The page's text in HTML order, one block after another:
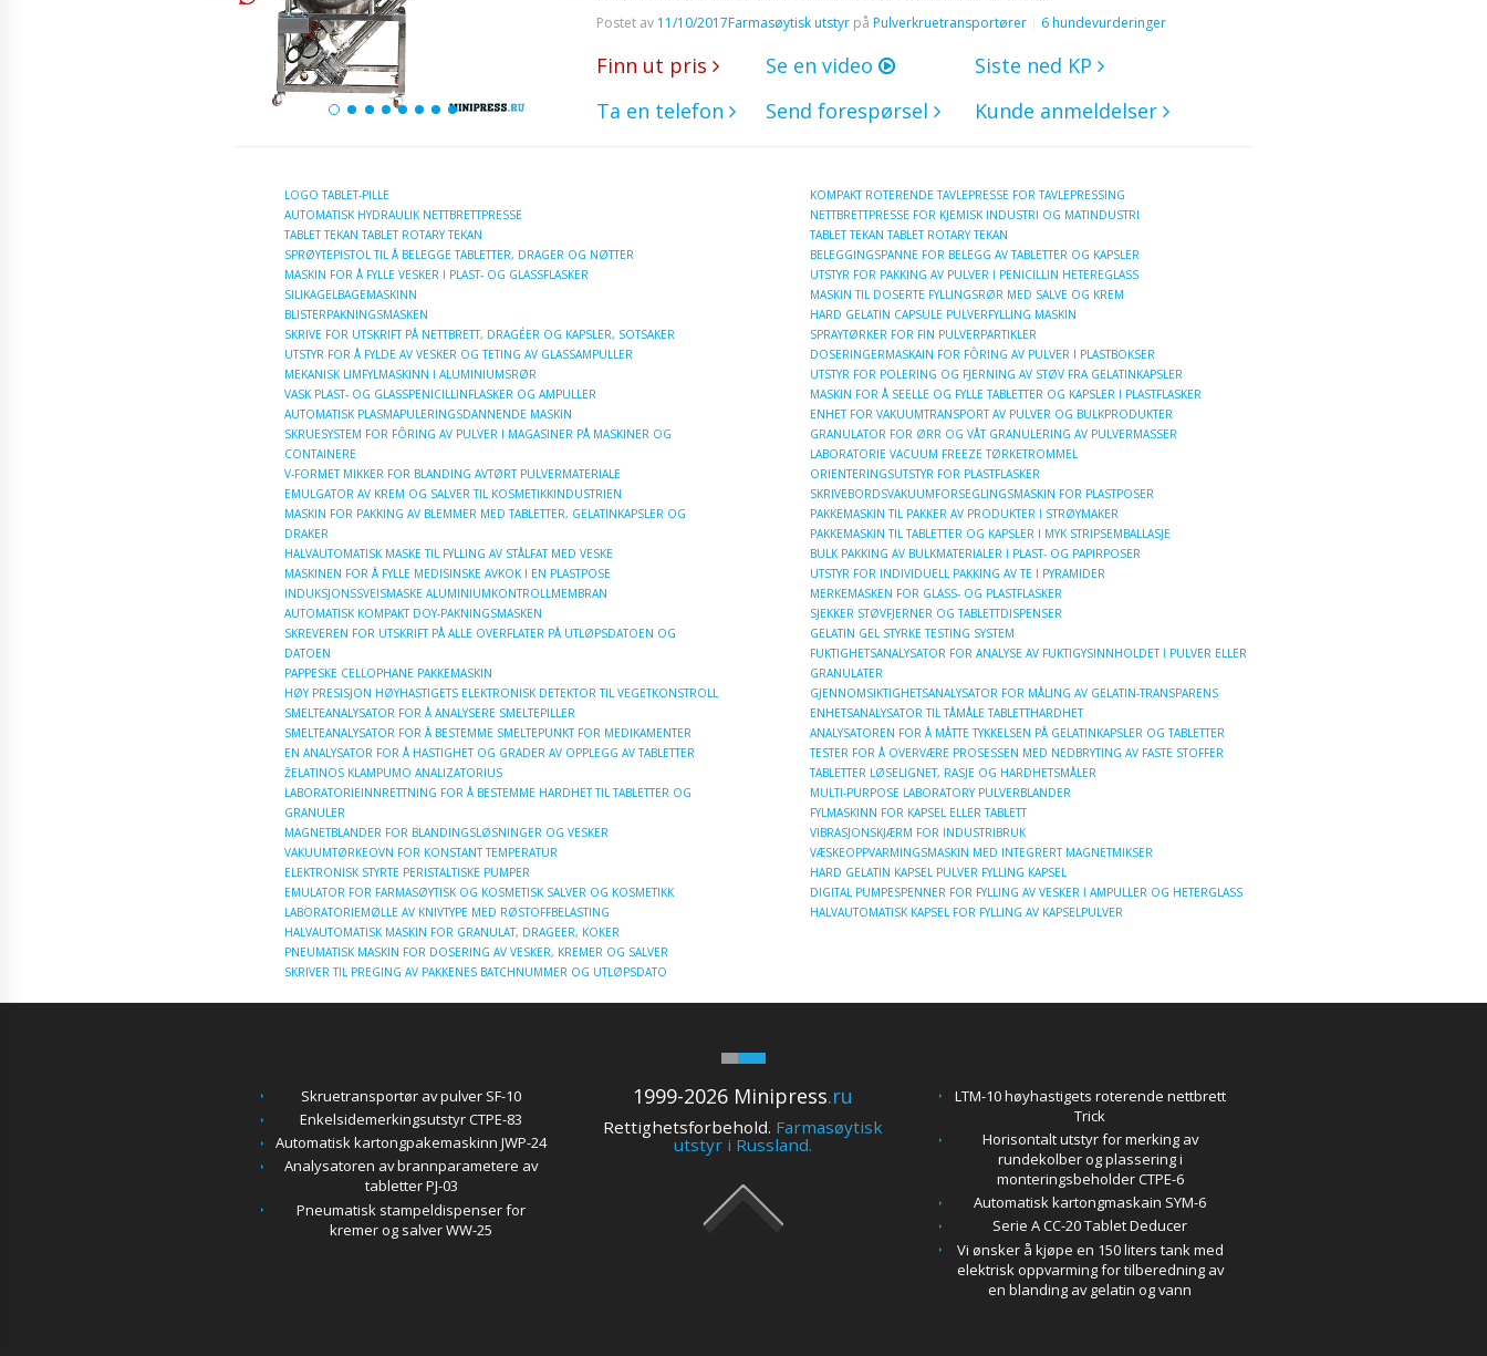
Postet av 11/10/2017Farmasøytisk utstyr på Pulverkruetransportører 6 hundevurderinger
Finn ut pris Se en video
Siste ned KP
Ta en telefon
Send forespørsel Kunde anmeldelser
LOGO TABLET-PILLE
AUTOMATISK HYDRAULIK NETTBRETTPRESSE
TABLET TEKAN TABLET ROTARY TEKAN
SPRØYTEPISTOL TIL Å BELEGGE TABLETTER, DRAGER OG NØTTER
MASKIN FOR Å FYLLE VESKER I PLAST- OG GLASSFLASKER
SILIKAGELBAGEMASKINN
BLISTERPAKNINGSMASKEN
SKRIVE FOR UTSKRIFT PÅ NETTBRETT, DRAGÉER OG KAPSLER, SOTSAKER
UTSTYR FOR Å FYLDE AV VESKER OG TETING AV GLASSAMPULLER
MEKANISK LIMFYLMASKINN I ALUMINIUMSRØR
VASK PLAST- OG GLASSPENICILLINFLASKER OG AMPULLER
AUTOMATISK PLASMAPULERINGSDANNENDE MASKIN
SKRUESYSTEM FOR FÔRING AV PULVER I MAGASINER PÅ MASKINER OG
CONTAINERE
V-FORMET MIKKER FOR BLANDING AVTØRT PULVERMATERIALE
EMULGATOR AV KREM OG SALVER TIL KOSMETIKKINDUSTRIEN
MASKIN FOR PAKKING AV BLEMMER MED TABLETTER, GELATINKAPSLER OG
DRAKER
HALVAUTOMATISK MASKE TIL FYLLING AV STÅLFAT MED VESKE
MASKINEN FOR Å FYLLE MEDISINSKE AVKOK I EN PLASTPOSE
INDUKSJONSSVEISMASKE ALUMINIUMKONTROLLMEMBRAN
AUTOMATISK KOMPAKT DOY-PAKNINGSMASKEN
SKREVEREN FOR UTSKRIFT PÅ ALLE OVERFLATER PÅ UTLØPSDATOEN OG
DATOEN
PAPPESKE CELLOPHANE PAKKEMASKIN
HØY PRESISJON HØYHASTIGETS ELEKTRONISK DETEKTOR TIL VEGETKONSTROLL
SMELTEANALYSATOR FOR Å ANALYSERE SMELTEPILLER
SMELTEANALYSATOR FOR Å BESTEMME SMELTEPUNKT FOR MEDIKAMENTER
EN ANALYSATOR FOR Å HASTIGHET OG GRADER AV OPPLEGG AV TABLETTER
ŽELATINOS KLAMPUMO ANALIZATORIUS
LABORATORIEINNRETTNING FOR Å BESTEMME HARDHET TIL TABLETTER OG
GRANULER
MAGNETBLANDER FOR BLANDINGSLØSNINGER OG VESKER
VAKUUMTØRKEOVN FOR KONSTANT TEMPERATUR
ELEKTRONISK STYRTE PERISTALTISKE PUMPER
EMULATOR FOR FARMASØYTISK OG KOSMETISK SALVER OG KOSMETIKK
LABORATORIEMØLLE AV KNIVTYPE MED RØSTOFFBELASTING
HALVAUTOMATISK MASKIN FOR GRANULAT, DRAGEER, KOKER
PNEUMATISK MASKIN FOR DOSERING AV VESKER, KREMER OG SALVER
SKRIVER TIL PREGING AV PAKKENES BATCHNUMMER OG UTLØPSDATO
KOMPAKT ROTERENDE TAVLEPRESSE FOR TAVLEPRESSING
NETTBRETTPRESSE FOR KJEMISK INDUSTRI OG MATINDUSTRI
TABLET TEKAN TABLET ROTARY TEKAN
BELEGGINGSPANNE FOR BELEGG AV TABLETTER OG KAPSLER
UTSTYR FOR PAKKING AV PULVER I PENICILLIN HETEREGLASS
MASKIN TIL DOSERTE FYLLINGSRØR MED SALVE OG KREM
HARD GELATIN CAPSULE PULVERFYLLING MASKIN
SPRAYTØRKER FOR FIN PULVERPARTIKLER
DOSERINGERMASKAIN FOR FÔRING AV PULVER I PLASTBOKSER
UTSTYR FOR POLERING OG FJERNING AV STØV FRA GELATINKAPSLER
MASKIN FOR Å SEELLE OG FYLLE TABLETTER OG KAPSLER I PLASTFLASKER
ENHET FOR VAKUUMTRANSPORT AV PULVER OG BULKPRODUKTER
GRANULATOR FOR ØRR OG VÅT GRANULERING AV PULVERMASSER
LABORATORIE VACUUM FREEZE TØRKETROMMEL
ORIENTERINGSUTSTYR FOR PLASTFLASKER
SKRIVEBORDSVAKUUMFORSEGLINGSMASKIN FOR PLASTPOSER
PAKKEMASKIN TIL PAKKER AV PRODUKTER I STRØYMAKER
PAKKEMASKIN TIL TABLETTER OG KAPSLER I MYK STRIPSEMBALLASJE
BULK PAKKING AV BULKMATERIALER I PLAST- OG PAPIRPOSER
UTSTYR FOR INDIVIDUELL PAKKING AV TE I PYRAMIDER
MERKEMASKEN FOR GLASS- OG PLASTFLASKER
SJEKKER STØVFJERNER OG TABLETTDISPENSER
GELATIN GEL STYRKE TESTING SYSTEM
FUKTIGHETSANALYSATOR FOR ANALYSE AV FUKTIGYSINNHOLDET I PULVER ELLER
GRANULATER
GJENNOMSIKTIGHETSANALYSATOR FOR MÅLING AV GELATIN-TRANSPARENS
ENHETSANALYSATOR TIL TÅMÅLE TABLETTHARDHET
ANALYSATOREN FOR Å MÅTTE TYKKELSEN PÅ GELATINKAPSLER OG TABLETTER
TESTER FOR Å OVERVÆRE PROSESSEN MED NEDBRYTING AV FASTE STOFFER
TABLETTER LØSELIGNET, RASJE OG HARDHETSMÅLER
MULTI-PURPOSE LABORATORY PULVERBLANDER
FYLMASKINN FOR KAPSEL ELLER TABLETT
VIBRASJONSKJÆRM FOR INDUSTRIBRUK
VÆSKEOPPVARMINGSMASKIN MED INTEGRERT MAGNETMIKSER
HARD GELATIN KAPSEL PULVER FYLLING KAPSEL
DIGITAL PUMPESPENNER FOR FYLLING AV VESKER I AMPULLER OG HETERGLASS
HALVAUTOMATISK KAPSEL FOR FYLLING AV KAPSELPULVER
Skruetransportør av pulver SF-10
Enkelsidemerkingsutstyr CTPE-83
Automatisk kartongpakemaskinn JWP-24
Analysatoren av brannparametere av
tabletter PJ-03
Pneumatisk stampeldispenser for
kremer og salver WW-25
1999-2026 Minipress.ru
Rettighetsforbehold. Farmasøytisk
utstyr i Russland.
LTM-10 høyhastigets roterende nettbrett
Trick
Horisontalt utstyr for merking av
rundekolber og plassering i
monteringsbeholder CTPE-6
Automatisk kartongmaskain SYM-6
Serie A CC-20 Tablet Deducer
Vi ønsker å kjøpe en 150 liters tank med
elektrisk oppvarming for tilberedning av
en blanding av gelatin og vann